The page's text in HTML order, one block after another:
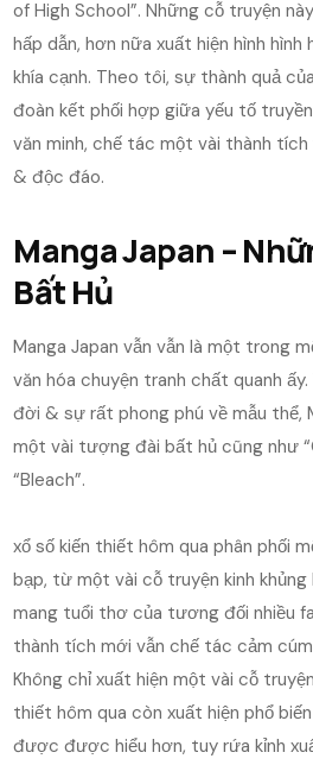
of High School”. Những cỗ truyện
hấp dẫn, hơn nữa xuất hiện hình
khía cạnh. Theo tôi, sự thành quả
đoàn kết phối hợp giữa yếu tố
văn minh, chế tác một vài thành
& độc đáo.
Manga Japan –
Bất Hủ
Manga Japan vẫn vẫn là một trong
văn hóa chuyện tranh chất quanh
đời & sự rất phong phú về mẫu thể,
một vài tượng đài bất hủ cũng như
“Bleach”.
xổ số kiến thiết hôm qua phân phối
bạp, từ một vài cỗ truyện kinh khủng
mang tuổi thơ của tương đối nhiều
thành tích mới vẫn chế tác cảm
Không chỉ xuất hiện một vài cỗ
thiết hôm qua còn xuất hiện phổ
được được hiểu hơn, tuy rứa kỉnh